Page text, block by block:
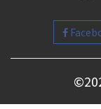
©